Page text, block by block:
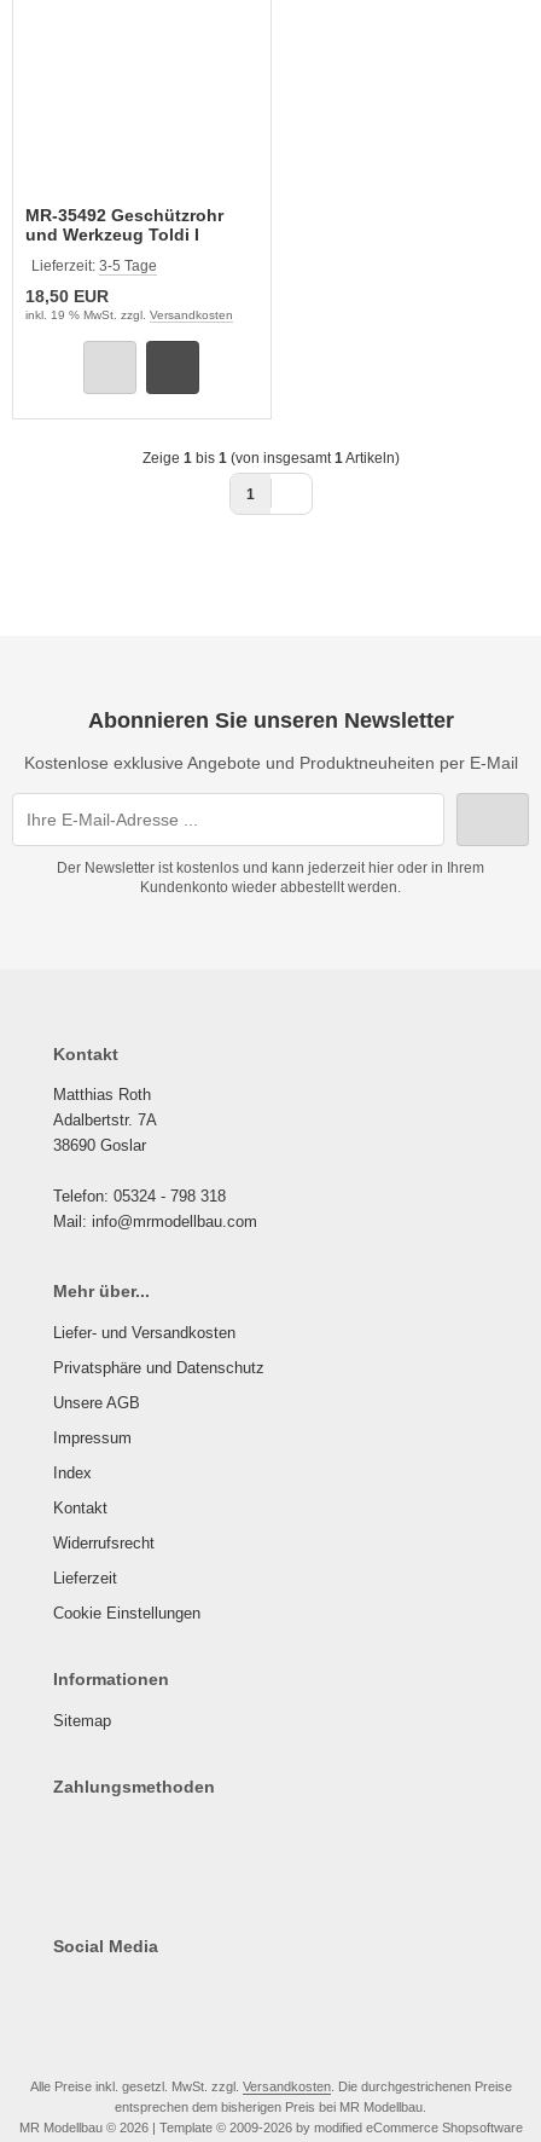
MR-35492 Geschützrohr
und Werkzeug Toldi I
Lieferzeit: 3-5 Tage
18,50 EUR
inkl. 19 % MwSt. zzgl. Versandkosten
Zeige 1 bis 1 (von insgesamt 1 Artikeln)
1
Abonnieren Sie unseren Newsletter
Kostenlose exklusive Angebote und Produktneuheiten per E-Mail
Der Newsletter ist kostenlos und kann jederzeit hier oder in Ihrem
Kundenkonto wieder abbestellt werden.
Kontakt
Matthias Roth
Adalbertstr. 7A
38690 Goslar
Telefon: 05324 - 798 318
Mail: info@mrmodellbau.com
Mehr über...
Liefer- und Versandkosten
Privatsphäre und Datenschutz
Unsere AGB
Impressum
Index
Kontakt
Widerrufsrecht
Lieferzeit
Cookie Einstellungen
Informationen
Sitemap
Zahlungsmethoden
Social Media
Alle Preise inkl. gesetzl. MwSt. zzgl. Versandkosten. Die durchgestrichenen Preise
entsprechen dem bisherigen Preis bei MR Modellbau.
MR Modellbau © 2026 | Template © 2009-2026 by modified eCommerce Shopsoftware